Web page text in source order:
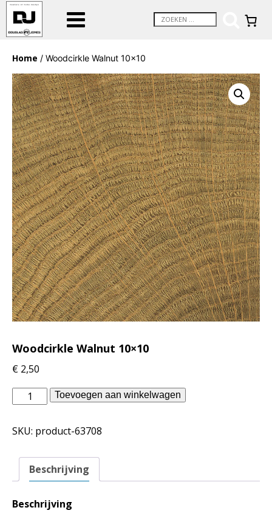
Home / Woodcirkle Walnut 10×10
Woodcirkle Walnut 10×10
€ 2,50
vtwonen
binnentegels
Woodcirkle
10x10
aantal
Toevoegen aan winkelwagen
SKU: product-63708
Beschrijving
Beschrijving